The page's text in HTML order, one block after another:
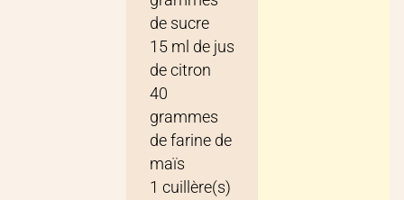
desucre
15 ml dejus
de citron
40
grammes
defarine de
maïs
1 cuillère(s)